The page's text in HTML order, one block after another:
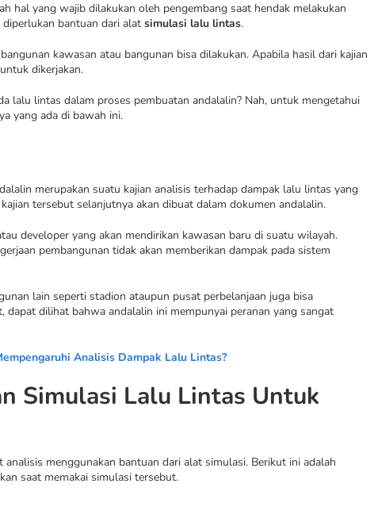
hal yang wajib dilakukan oleh pengembang saat hendak melakukan
bantuan dari alat simulasi lalu lintas.
kawasan atau bangunan bisa dilakukan. Apabila hasil dari kajian
dikerjakan.
lalu lintas dalam proses pembuatan andalalin? Nah, untuk mengetahui
yang ada di bawah ini.
merupakan suatu kajian analisis terhadap dampak lalu lintas yang
tersebut selanjutnya akan dibuat dalam dokumen andalalin.
developer yang akan mendirikan kawasan baru di suatu wilayah.
pembangunan tidak akan memberikan dampak pada sistem
lain seperti stadion ataupun pusat perbelanjaan juga bisa
dilihat bahwa andalalin ini mempunyai peranan yang sangat
Analisis Dampak Lalu Lintas?
Simulasi Lalu Lintas Untuk
menggunakan bantuan dari alat simulasi. Berikut ini adalah
saat memakai simulasi tersebut.